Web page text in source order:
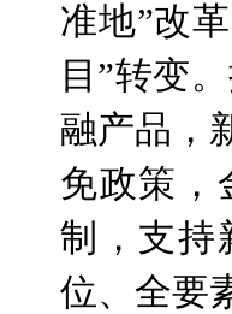
准地”改
目”转变
融产品，
免政策，
制，支持
位、全要